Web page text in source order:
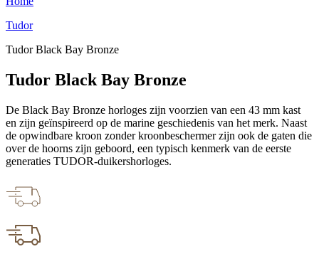
Tudor
Tudor Black Bay Bronze
Tudor Black Bay Bronze
De Black Bay Bronze horloges zijn voorzien van een 43 mm kast
en zijn geïnspireerd op de marine geschiedenis van het merk. Naast
de opwindbare kroon zonder kroonbeschermer zijn ook de gaten die
over de hoorns zijn geboord, een typisch kenmerk van de eerste
generaties TUDOR-duikershorloges.